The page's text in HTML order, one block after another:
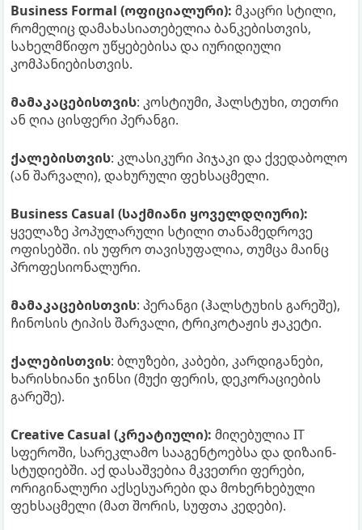
Business Formal (ოფიციალური): მკაცრი სტილი,
რომელიც დამახასიათებელია ბანკებისთვის,
სახელმწიფო უწყებებისა და იურიდიული
კომპანიებისთვის.
მამაკაცებისთვის: კოსტიუმი, ჰალსტუხი, თეთრი
ან ღია ცისფერი პერანგი.
ქალებისთვის: კლასიკური პიჯაკი და ქვედაბოლო
(ან შარვალი), დახურული ფეხსაცმელი.
Business Casual (საქმიანი ყოველდღიური):
ყველაზე პოპულარული სტილი თანამედროვე
ოფისებში. ის უფრო თავისუფალია, თუმცა მაინც
პროფესიონალური.
მამაკაცებისთვის: პერანგი (ჰალსტუხის გარეშე),
ჩინოსის ტიპის შარვალი, ტრიკოტაჟის ჟაკეტი.
ქალებისთვის: ბლუზები, კაბები, კარდიგანები,
ხარისხიანი ჯინსი (მუქი ფერის, დეკორაციების
გარეშე).
Creative Casual (კრეატიული): მიღებულია IT
სფეროში, სარეკლამო სააგენტოებსა და დიზაინ-
სტუდიებში. აქ დასაშვებია მკვეთრი ფერები,
ორიგინალური აქსესუარები და მოხერხებული
ფეხსაცმელი (მათ შორის, სუფთა კედები).